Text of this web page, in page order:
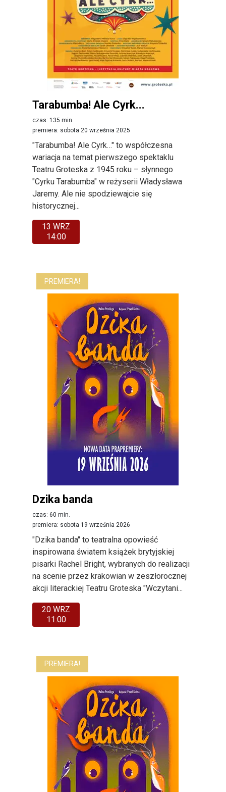
Tarabumba! Ale Cyrk...
czas: 135 min.
premiera: sobota 20 września 2025
"Tarabumba! Ale Cyrk…" to współczesna
wariacja na temat pierwszego spektaklu
Teatru Groteska z 1945 roku – słynnego
"Cyrku Tarabumba" w reżyserii Władysława
Jaremy. Ale nie spodziewajcie się
historycznej...
13 WRZ
14:00
PREMIERA!
Dzika banda
czas: 60 min.
premiera: sobota 19 września 2026
"Dzika banda" to teatralna opowieść
inspirowana światem książek brytyjskiej
pisarki Rachel Bright, wybranych do realizacji
na scenie przez krakowian w zeszłorocznej
akcji literackiej Teatru Groteska "Wczytani...
20 WRZ
11:00
PREMIERA!